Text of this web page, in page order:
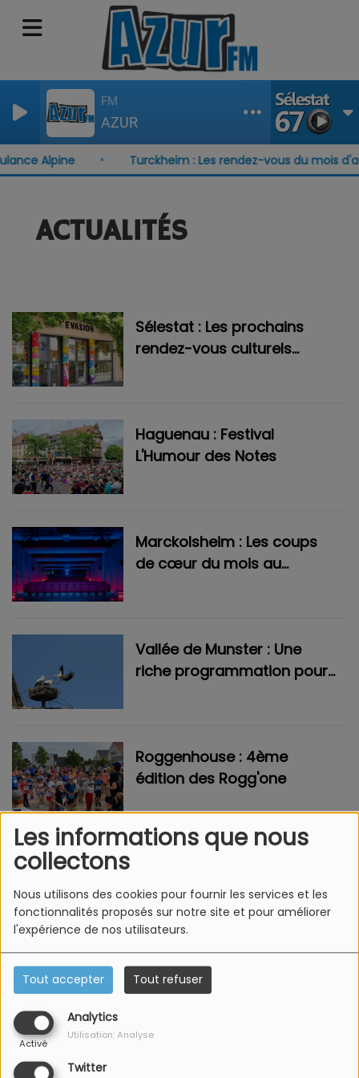
Les informations que nous
collectons
Nous utilisons des cookies pour fournir les services et les
fonctionnalités proposés sur notre site et pour améliorer
l'expérience de nos utilisateurs.
Tout accepter Tout refuser
Analytics
Activé
Utilisation: Analyse
Twitter
FM
AZUR
Alpine Turckheim : Les rendez-vous du mois
ACTUALITÉS
Sélestat : Les prochains
rendez-vous culturels
Haguenau : Festival
L'Humour des Notes
Marckolsheim : Les coups
de cœur du mois au
Vallée de Munster : Une
riche programmation pour
Roggenhouse : 4ème
édition des Rogg'one
théâtre de l'ALEP de retour
pour une 56ème saison
< 6 7 9 10
15